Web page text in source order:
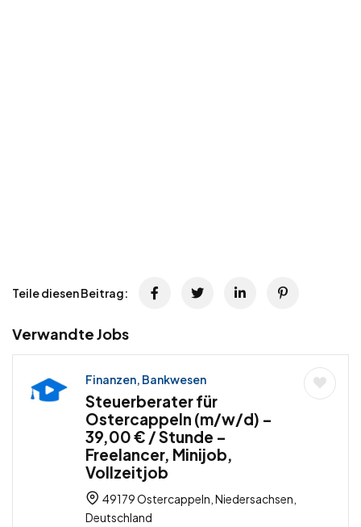
Teile diesen Beitrag:
Verwandte Jobs
Finanzen, Bankwesen
Steuerberater für
Ostercappeln (m/w/d) –
39,00 € / Stunde –
Freelancer, Minijob,
Vollzeitjob
49179 Ostercappeln, Niedersachsen,
Deutschland